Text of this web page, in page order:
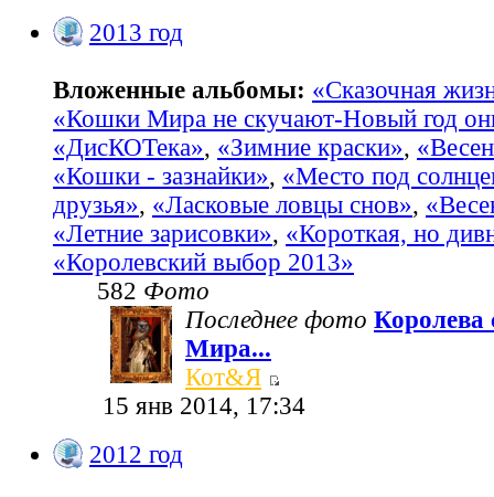
2013 год
Вложенные альбомы: «Сказочная
«Кошки Мира не скучают-Новый год
«ДисКОТека», «Зимние краски»,
«Кошки - зазнайки», «Место под
друзья», «Ласковые ловцы снов»,
«Летние зарисовки», «Короткая, но
«Королевский выбор 2013»
582 Фото
Последнее фото Королева
Мира...
Кот&Я
15 янв 2014, 17:34
2012 год